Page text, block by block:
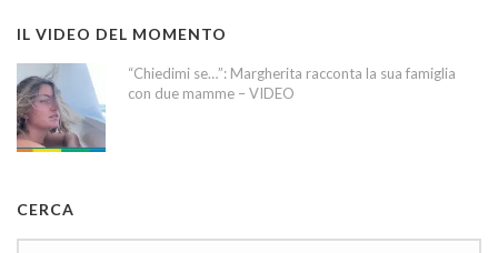
IL VIDEO DEL MOMENTO
“Chiedimi se…”: Margherita racconta la sua famiglia
con due mamme – VIDEO
CERCA